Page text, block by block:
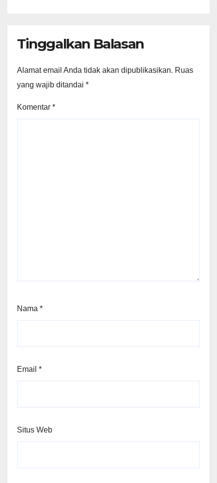
Tinggalkan Balasan
Alamat email Anda tidak akan dipublikasikan. Ruas
yang wajib ditandai *
Komentar *
Nama *
Email *
Situs Web